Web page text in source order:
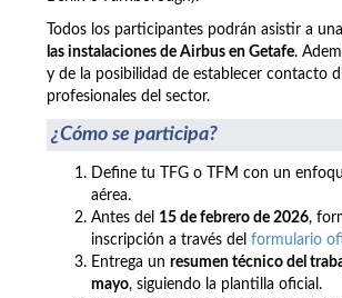
Todos los participantes podrán asistir a una
las instalaciones de Airbus en Getafe.
y de la posibilidad de establecer contacto
profesionales del sector.
¿Cómo se participa?
Define tu TFG o TFM con un
aérea.
Antes del 15 de febrero de 2026,
inscripción a través del formulario
Entrega un resumen técnico del
mayo, siguiendo la plantilla oficial.